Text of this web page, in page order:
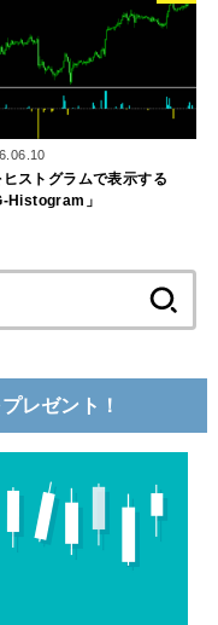
ヒストグラムで表示する
Histogram」
レゼント！